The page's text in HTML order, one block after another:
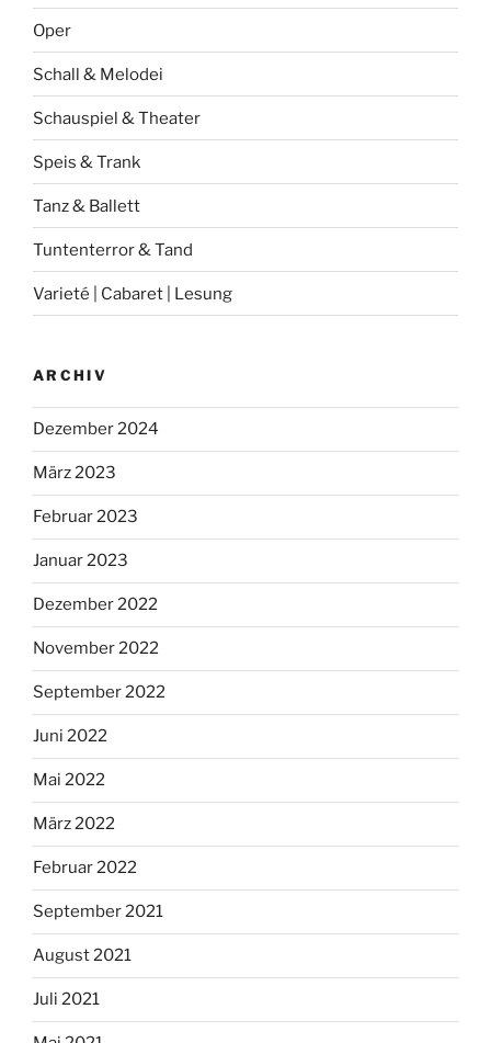
Oper
Schall & Melodei
Schauspiel & Theater
Speis & Trank
Tanz & Ballett
Tuntenterror & Tand
Varieté | Cabaret | Lesung
ARCHIV
Dezember 2024
März 2023
Februar 2023
Januar 2023
Dezember 2022
November 2022
September 2022
Juni 2022
Mai 2022
März 2022
Februar 2022
September 2021
August 2021
Juli 2021